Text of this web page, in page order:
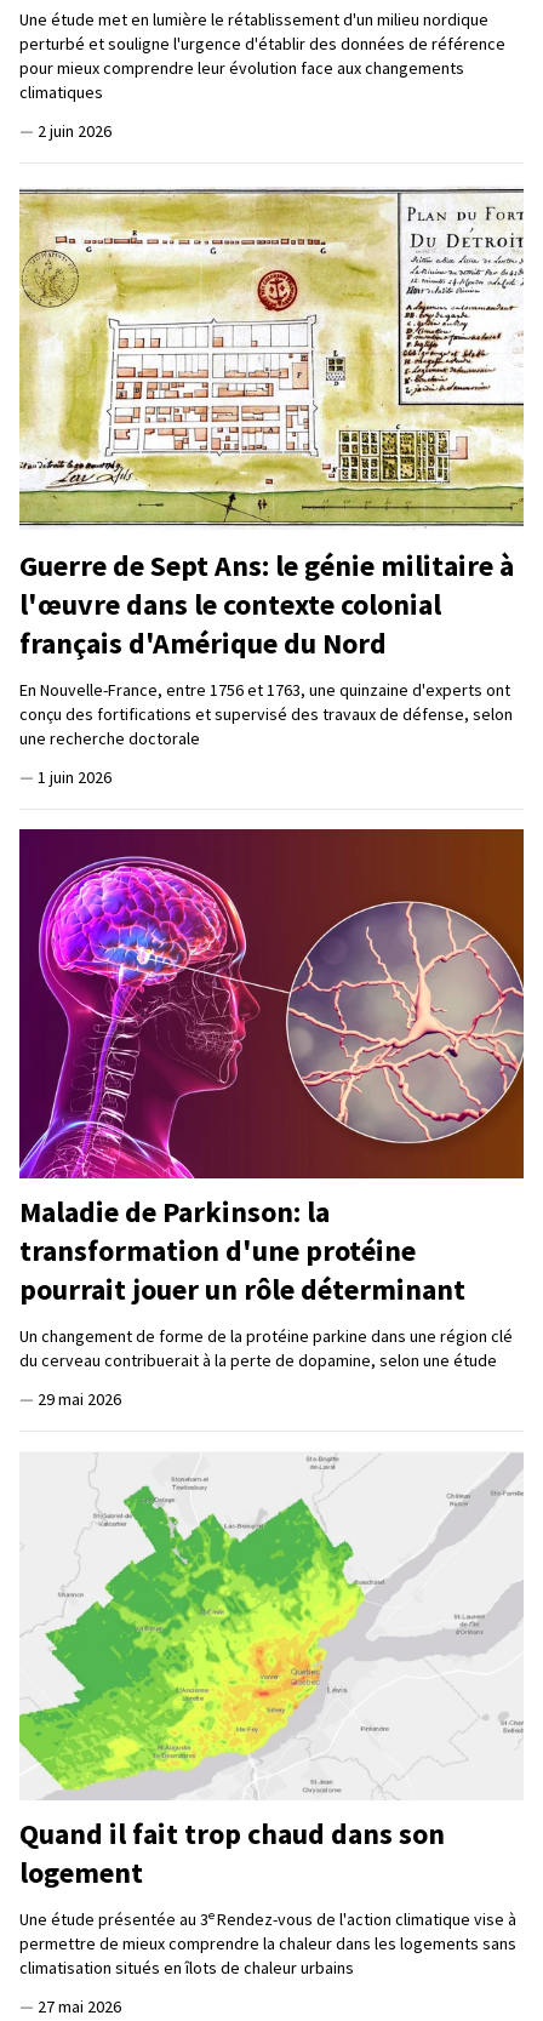
Une étude met en lumière le rétablissement d'un milieu nordique
perturbé et souligne l'urgence d'établir des données de référence
pour mieux comprendre leur évolution face aux changements
climatiques
— 2 juin 2026
Guerre de Sept Ans: le génie militaire à
l'œuvre dans le contexte colonial
français d'Amérique du Nord
En Nouvelle-France, entre 1756 et 1763, une quinzaine d'experts ont
conçu des fortifications et supervisé des travaux de défense, selon
une recherche doctorale
— 1 juin 2026
Maladie de Parkinson: la
transformation d'une protéine
pourrait jouer un rôle déterminant
Un changement de forme de la protéine parkine dans une région clé
du cerveau contribuerait à la perte de dopamine, selon une étude
— 29 mai 2026
Quand il fait trop chaud dans son
logement
Une étude présentée au 3eRendez-vous de l'action climatique vise à
permettre de mieux comprendre la chaleur dans les logements sans
climatisation situés en îlots de chaleur urbains
— 27 mai 2026